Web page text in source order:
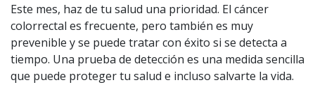
Este mes, haz de tu salud una prioridad. El cáncer
colorrectal es frecuente, pero también es muy
prevenible y se puede tratar con éxito si se detecta a
tiempo. Una prueba de detección es una medida sencilla
que puede proteger tu salud e incluso salvarte la vida.